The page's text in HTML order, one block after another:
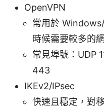
OpenVPN
常用於
時候需要較多的
常見埠號：UDP
443
IKEv2/IPsec
快速且穩定，對